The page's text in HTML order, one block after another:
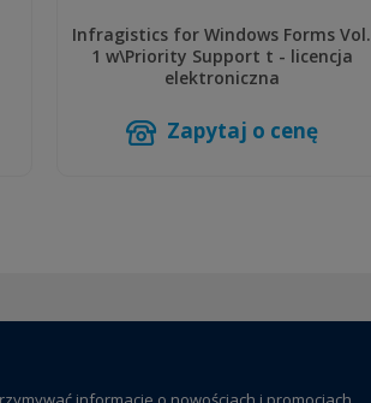
Infragistics for Windows Forms Vol.
1 w\Priority Support t - licencja
elektroniczna
Zapytaj o cenę